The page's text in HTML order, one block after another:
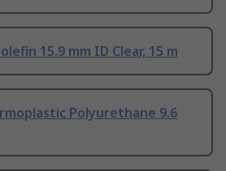
15.9 mm ID Clear, 15 m
Polyurethane 9.6